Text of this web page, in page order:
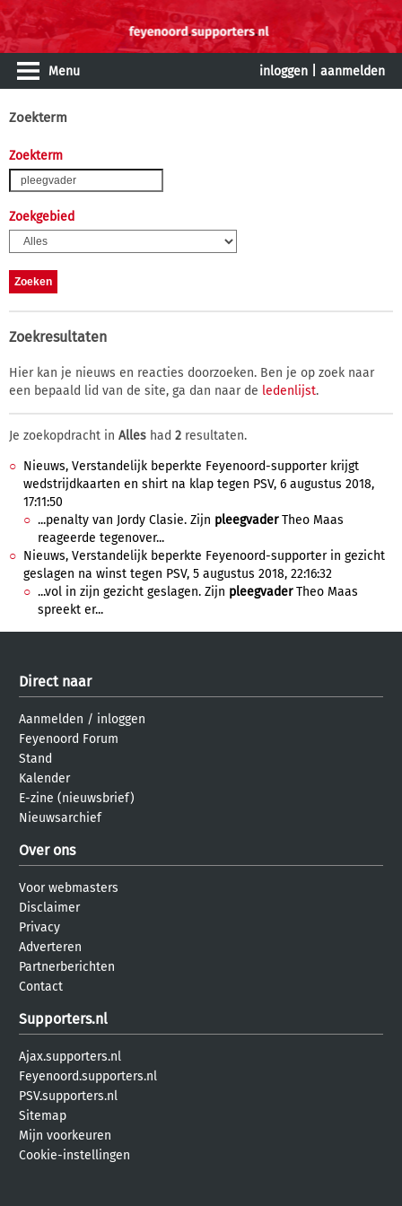
Menu inloggen aanmelden
Zoekterm
Zoekterm
Zoekgebied
Zoekresultaten
Hier kan je nieuws en reacties doorzoeken. Ben je op zoek naar
een bepaald lid van de site, ga dan naar de ledenlijst.
Je zoekopdracht in Alles had 2 resultaten.
Nieuws, Verstandelijk beperkte Feyenoord-supporter krijgt
wedstrijdkaarten en shirt na klap tegen PSV, 6 augustus 2018,
17:11:50
...penalty van Jordy Clasie. Zijn pleegvaderTheo Maas
reageerde tegenover...
Nieuws, Verstandelijk beperkte Feyenoord-supporter in gezicht
geslagen na winst tegen PSV, 5 augustus 2018, 22:16:32
...vol in zijn gezicht geslagen. Zijn pleegvaderTheo Maas
spreekt er...
Direct naar
Aanmelden / inloggen
Feyenoord Forum
Stand
Kalender
E-zine (nieuwsbrief)
Nieuwsarchief
Over ons
Voor webmasters
Disclaimer
Privacy
Adverteren
Partnerberichten
Contact
Supporters.nl
Ajax.supporters.nl
Feyenoord.supporters.nl
PSV.supporters.nl
Sitemap
Mijn voorkeuren
Cookie-instellingen